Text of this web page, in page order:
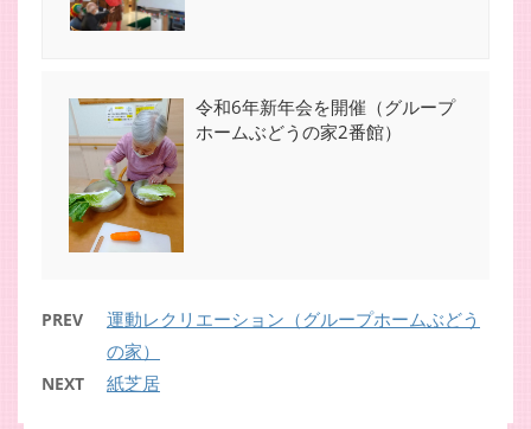
令和6年新年会を開催（グループ
ホームぶどうの家2番館）
PREV
運動レクリエーション（グループホームぶどう
の家）
NEXT 紙芝居